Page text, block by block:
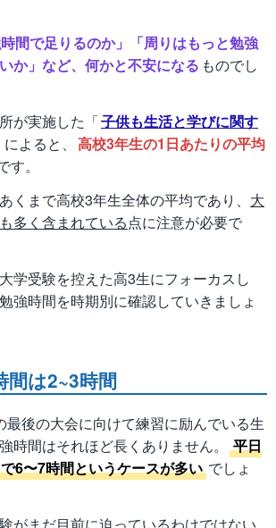
時間で足りるのか」「周りはもっと勉強
か」など、何かと不安になる ものでし
が実施した「子供も生活と学びに関す
によると、 高校3年生の1日あたりの平均
す。
くまで高校3年生全体の平均であり、 大
多く含まれている点に注意が必要で
学受験を控えた高3生にフォーカスし
強時間を時期別に確認していきましょ
間は2~3時間
最後の大会に向けて練習に励んでいる生
時間はそれほど長くありません。
平日
6〜7時間というケースが多い でしょ
がまだ目前に迫っているわけではない